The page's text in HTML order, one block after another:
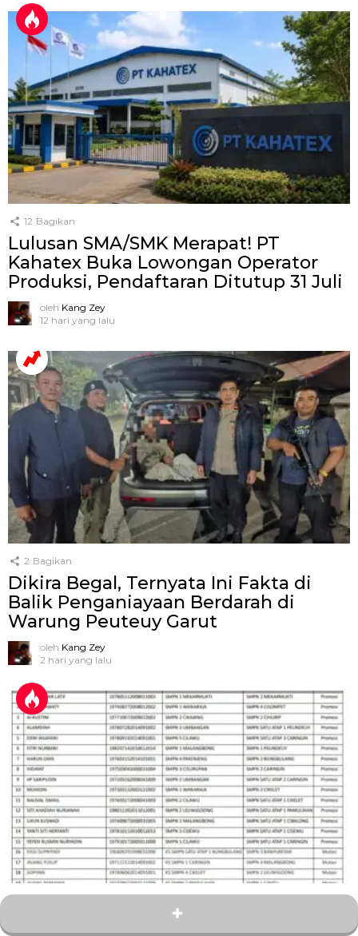
12 Bagikan
Lulusan SMA/SMK Merapat! PT
Kahatex Buka Lowongan Operator
Produksi, Pendaftaran Ditutup 31 Juli
oleh Kang Zey
12 hari yang lalu
2 Bagikan
Dikira Begal, Ternyata Ini Fakta di
Balik Penganiayaan Berdarah di
Warung Peuteuy Garut
oleh Kang Zey
2 hari yang lalu
Rotasi dan Promosi Kepala SMP